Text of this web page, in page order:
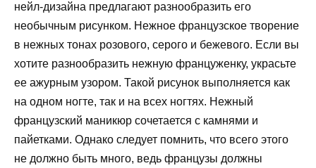
нейл-дизайна предлагают разнообразить его
необычным рисунком. Нежное французское творение
в нежных тонах розового, серого и бежевого. Если вы
хотите разнообразить нежную француженку, украсьте
ее ажурным узором. Такой рисунок выполняется как
на одном ногте, так и на всех ногтях. Нежный
французский маникюр сочетается с камнями и
пайетками. Однако следует помнить, что всего этого
не должно быть много, ведь французы должны